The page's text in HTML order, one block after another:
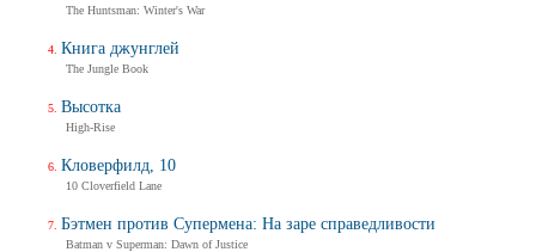
The Huntsman: Winter's War
Книга джунглей
The Jungle Book
Высотка
High-Rise
Кловерфилд, 10
10 Cloverfield Lane
Бэтмен против Супермена: На заре справедливости
Batman v Superman: Dawn of Justice